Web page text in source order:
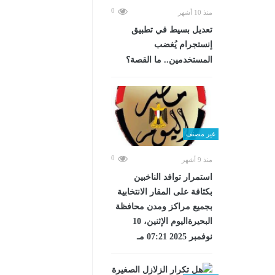
منذ 10 أشهر 0
تعديل بسيط في تطبيق
إنستجرام يُغضب
المستخدمين.. ما القصة؟
غير مصنف
منذ 9 أشهر 0
استمرار توافد الناخبين
بكثافة على المقار الانتخابية
بجميع مراكز ومدن محافظة
البحيرةاليوم الإثنين، 10
نوفمبر 2025 07:21 مـ